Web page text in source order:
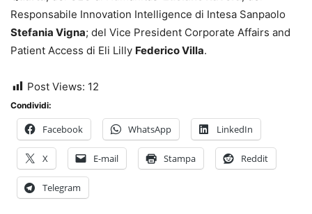
Responsabile Innovation Intelligence di Intesa Sanpaolo
Stefania Vigna; del Vice President Corporate Affairs and
Patient Access di Eli Lilly Federico Villa.
Post Views: 12
Condividi:
Facebook WhatsApp LinkedIn
X E-mail Stampa Reddit
Telegram